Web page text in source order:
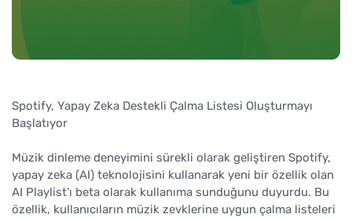
Spotify, Yapay Zeka Destekli Çalma Listesi Oluşturmayı
Başlatıyor
Müzik dinleme deneyimini sürekli olarak geliştiren Spotify,
yapay zeka (AI) teknolojisini kullanarak yeni bir özellik olan
AI Playlist'ı beta olarak kullanıma sunduğunu duyurdu. Bu
özellik, kullanıcıların müzik zevklerine uygun çalma listeleri